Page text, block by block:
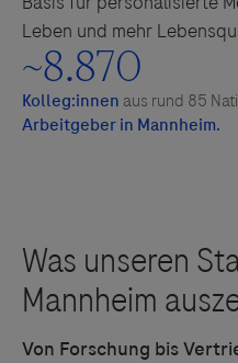
Leben und mehr
~8.870
Kolleg:innen aus rund 85
Arbeitgeber in Mannheim.
Von Forschung bis